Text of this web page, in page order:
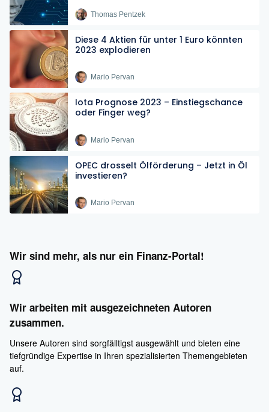
Thomas Pentzek
Diese 4 Aktien für unter 1 Euro könnten
2023 explodieren
Mario Pervan
Iota Prognose 2023 – Einstiegschance
oder Finger weg?
Mario Pervan
OPEC drosselt Ölförderung – Jetzt in Öl
investieren?
Mario Pervan
Wir sind mehr, als nur ein Finanz-Portal!
Wir arbeiten mit ausgezeichneten Autoren
zusammen.
Unsere Autoren sind sorgfälltigst ausgewählt und bieten eine
tiefgründige Expertise in Ihren spezialisierten Themengebieten
auf.